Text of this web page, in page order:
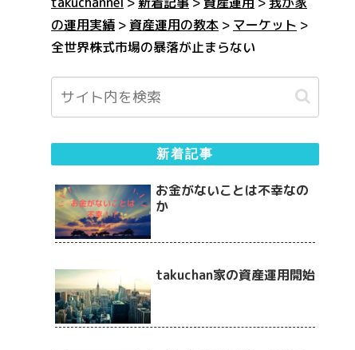
の運用実績 > 資産運用の教本 > マーケット >
全世界株式市場の暴落が止まらない
新着記事
お金がないことは不幸なの
か
takuchan家の資産運用開始